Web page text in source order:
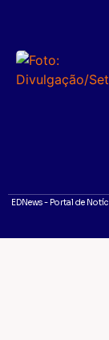
EDNews - Portal de